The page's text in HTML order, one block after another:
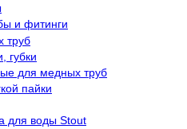
и фитинги
труб
губки
для медных труб
пайки
для воды Stout